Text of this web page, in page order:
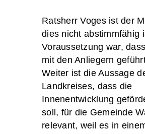
Ratsherr Voges ist der
dies nicht abstimmfähig
Voraussetzung war,
mit den Anliegern
Weiter ist die Aussage
Landkreises, dass die
Innenentwicklung
soll, für die Gemeinde
relevant, weil es in